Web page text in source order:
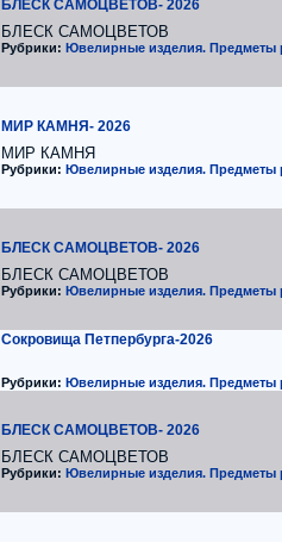
БЛЕСК САМОЦВЕТОВ- 2026
БЛЕСК САМОЦВЕТОВ
Рубрики: Ювелирные изделия. Предметы
МИР КАМНЯ- 2026
МИР КАМНЯ
Рубрики: Ювелирные изделия. Предметы
БЛЕСК САМОЦВЕТОВ- 2026
БЛЕСК САМОЦВЕТОВ
Рубрики: Ювелирные изделия. Предметы
Сокровища Петпербурга-2026
Рубрики: Ювелирные изделия. Предметы
БЛЕСК САМОЦВЕТОВ- 2026
БЛЕСК САМОЦВЕТОВ
Рубрики: Ювелирные изделия. Предметы